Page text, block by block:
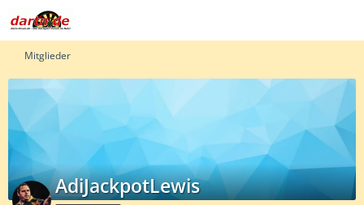
Mitglieder
AdiJackpotLewis